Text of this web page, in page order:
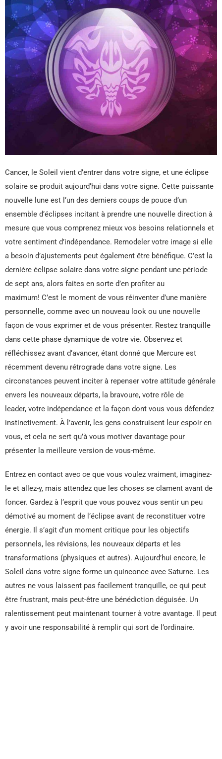
Cancer, le Soleil vient d’entrer dans votre signe, et une éclipse
solaire se produit aujourd’hui dans votre signe. Cette puissante
nouvelle lune est l’un des derniers coups de pouce d’un
ensemble d’éclipses incitant à prendre une nouvelle direction à
mesure que vous comprenez mieux vos besoins relationnels et
votre sentiment d’indépendance. Remodeler votre image si elle
a besoin d’ajustements peut également être bénéfique. C’est la
dernière éclipse solaire dans votre signe pendant une période
de sept ans, alors faites en sorte d’en profiter au
maximum! C’est le moment de vous réinventer d’une manière
personnelle, comme avec un nouveau look ou une nouvelle
façon de vous exprimer et de vous présenter. Restez tranquille
dans cette phase dynamique de votre vie. Observez et
réfléchissez avant d’avancer, étant donné que Mercure est
récemment devenu rétrograde dans votre signe. Les
circonstances peuvent inciter à repenser votre attitude générale
envers les nouveaux départs, la bravoure, votre rôle de
leader, votre indépendance et la façon dont vous vous défendez
instinctivement. À l’avenir, les gens construisent leur espoir en
vous, et cela ne sert qu’à vous motiver davantage pour
présenter la meilleure version de vous-même.
Entrez en contact avec ce que vous voulez vraiment, imaginez-
le et allez-y, mais attendez que les choses se clament avant de
foncer. Gardez à l’esprit que vous pouvez vous sentir un peu
démotivé au moment de l’éclipse avant de reconstituer votre
énergie. Il s’agit d’un moment critique pour les objectifs
personnels, les révisions, les nouveaux départs et les
transformations (physiques et autres). Aujourd’hui encore, le
Soleil dans votre signe forme un quinconce avec Saturne. Les
autres ne vous laissent pas facilement tranquille, ce qui peut
être frustrant, mais peut-être une bénédiction déguisée. Un
ralentissement peut maintenant tourner à votre avantage. Il peut
y avoir une responsabilité à remplir qui sort de l’ordinaire.